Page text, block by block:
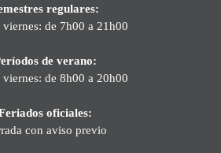
regulares:
viernes: de 7h00 a 21h00
de verano:
viernes: de 8h00 a 20h00
oficiales:
con aviso previo